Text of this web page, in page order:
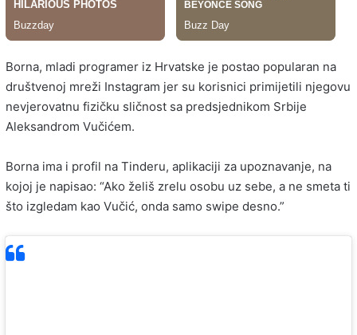
Borna, mladi programer iz Hrvatske je postao popularan na
društvenoj mreži Instagram jer su korisnici primijetili njegovu
nevjerovatnu fizičku sličnost sa predsjednikom Srbije
Aleksandrom Vučićem.
Borna ima i profil na Tinderu, aplikaciji za upoznavanje, na
kojoj je napisao: “Ako želiš zrelu osobu uz sebe, a ne smeta ti
što izgledam kao Vučić, onda samo swipe desno.”